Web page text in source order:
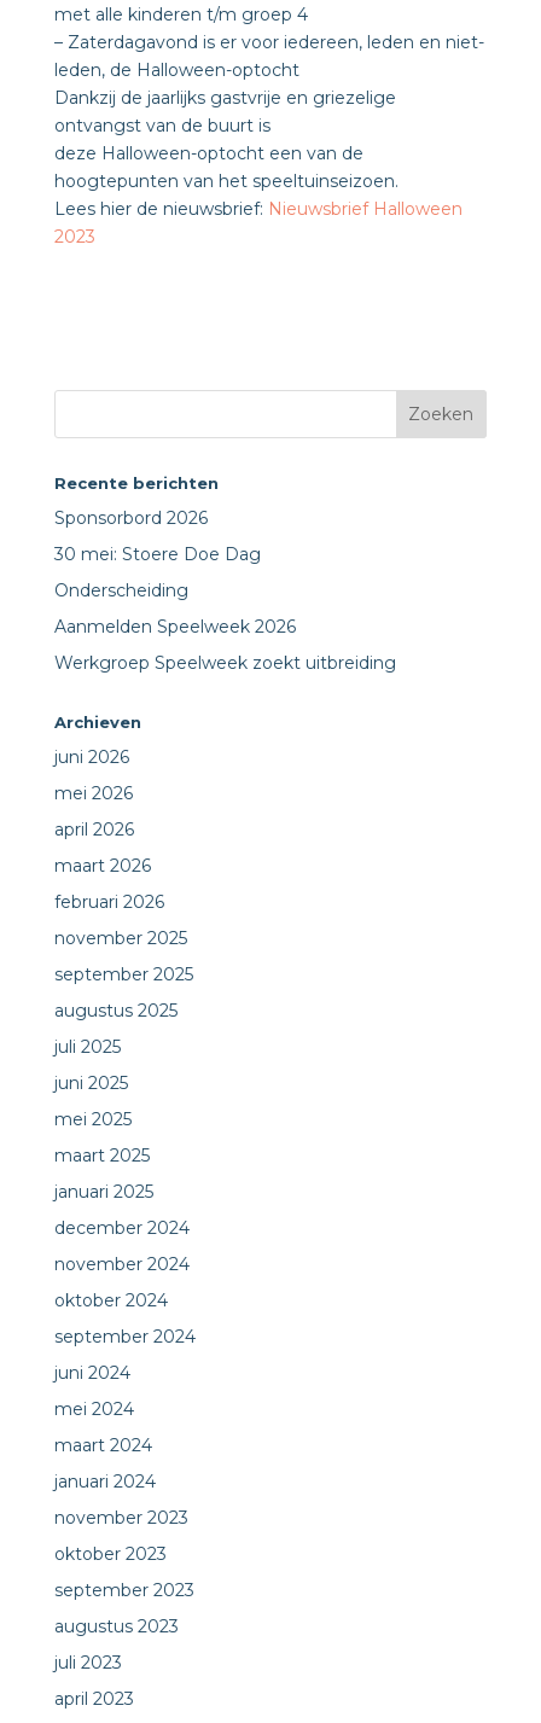
met alle kinderen t/m groep 4
– Zaterdagavond is er voor iedereen, leden en niet-
leden, de Halloween-optocht
Dankzij de jaarlijks gastvrije en griezelige
ontvangst van de buurt is
deze Halloween-optocht een van de
hoogtepunten van het speeltuinseizoen.
Lees hier de nieuwsbrief: Nieuwsbrief Halloween
2023
Recente berichten
Sponsorbord 2026
30 mei: Stoere Doe Dag
Onderscheiding
Aanmelden Speelweek 2026
Werkgroep Speelweek zoekt uitbreiding
Archieven
juni 2026
mei 2026
april 2026
maart 2026
februari 2026
november 2025
september 2025
augustus 2025
juli 2025
juni 2025
mei 2025
maart 2025
januari 2025
december 2024
november 2024
oktober 2024
september 2024
juni 2024
mei 2024
maart 2024
januari 2024
november 2023
oktober 2023
september 2023
augustus 2023
juli 2023
april 2023